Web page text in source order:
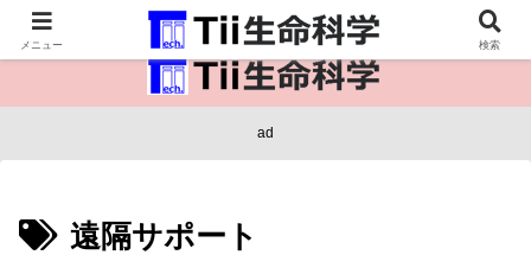
医療保健・生命・生物の情報インフラ。
ad
遠隔サポート
メニュー 検索